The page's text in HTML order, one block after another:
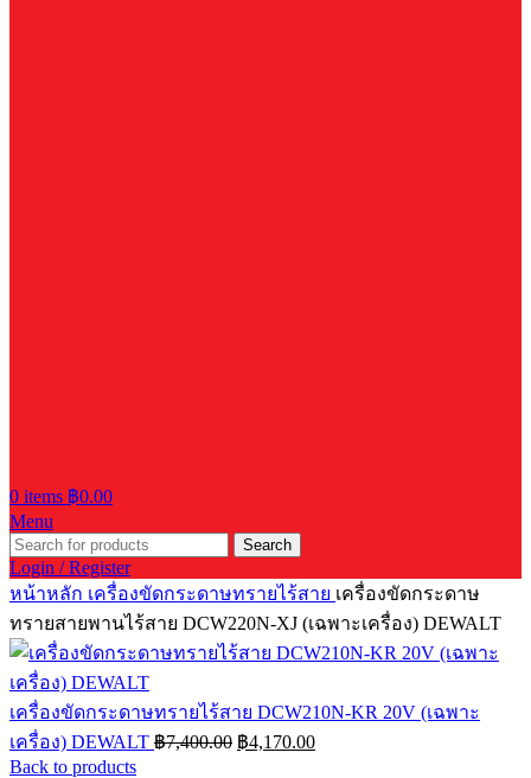
0 items ฿0.00
Menu
Search
Login / Register
หน้าหลัก เครื่องขัดกระดาษทรายไร้สาย เครื่องขัดกระดาษ
ทรายสายพานไร้สาย DCW220N-XJ (เฉพาะเครื่อง) DEWALT
เครื่องขัดกระดาษทรายไร้สาย DCW210N-KR 20V (เฉพาะ
เครื่อง) DEWALT ฿7,400.00 Original
price
฿4,170.00Current
price
Back to products